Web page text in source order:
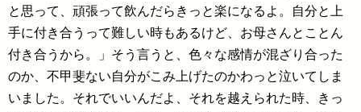
と思って、頑張って飲んだらきっと楽になるよ。自分と上
手に付き合うって難しい時もあるけど、お母さんとことん
付き合うから。」そう言うと、色々な感情が混ざり合った
のか、不甲斐ない自分がこみ上げたのかわっと泣いてしま
いました。それでいいんだよ、それを越えられた時、きっ